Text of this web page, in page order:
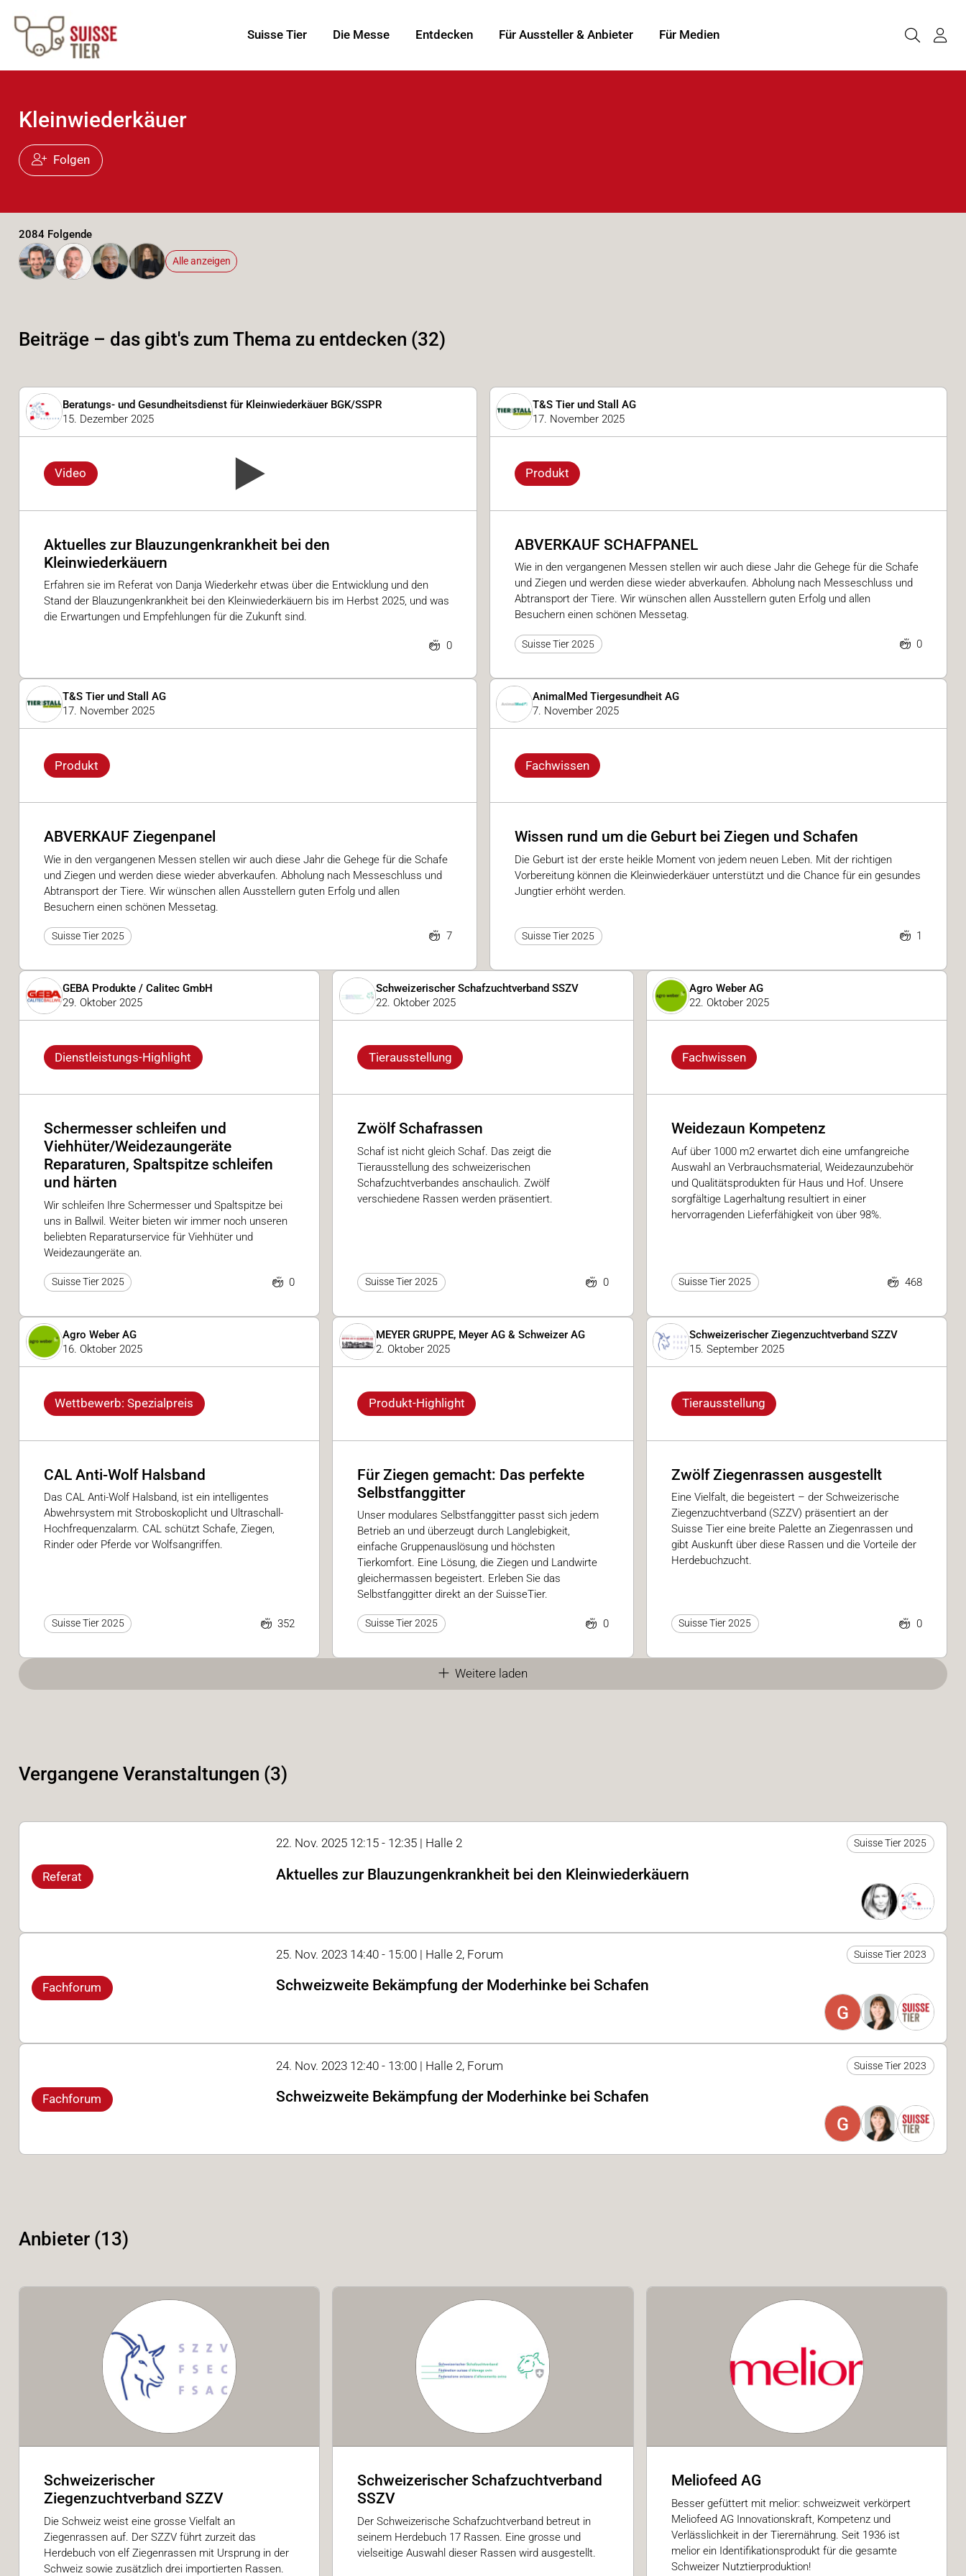
Suisse Tier Die Messe Entdecken Für Aussteller & Anbieter Für Medien
Kleinwiederkäuer
Folgen
2084 Folgende
Alle anzeigen
Beiträge – das gibt's zum Thema zu entdecken (32)
Beratungs- und Gesundheitsdienst für Kleinwiederkäuer BGK/SSPR
15. Dezember 2025
Video
Aktuelles zur Blauzungenkrankheit bei den
Kleinwiederkäuern
Erfahren sie im Referat von Danja Wiederkehr etwas über die Entwicklung und den
Stand der Blauzungenkrankheit bei den Kleinwiederkäuern bis im Herbst 2025, und was
die Erwartungen und Empfehlungen für die Zukunft sind.
0
T&S Tier und Stall AG
17. November 2025
Produkt
ABVERKAUF SCHAFPANEL
Wie in den vergangenen Messen stellen wir auch diese Jahr die Gehege für die Schafe
und Ziegen und werden diese wieder abverkaufen. Abholung nach Messeschluss und
Abtransport der Tiere. Wir wünschen allen Ausstellern guten Erfolg und allen
Besuchern einen schönen Messetag.
Suisse Tier 2025 0
T&S Tier und Stall AG
17. November 2025
Produkt
ABVERKAUF Ziegenpanel
Wie in den vergangenen Messen stellen wir auch diese Jahr die Gehege für die Schafe
und Ziegen und werden diese wieder abverkaufen. Abholung nach Messeschluss und
Abtransport der Tiere. Wir wünschen allen Ausstellern guten Erfolg und allen
Besuchern einen schönen Messetag.
Suisse Tier 2025 7
AnimalMed Tiergesundheit AG
7. November 2025
Fachwissen
Wissen rund um die Geburt bei Ziegen und Schafen
Die Geburt ist der erste heikle Moment von jedem neuen Leben. Mit der richtigen
Vorbereitung können die Kleinwiederkäuer unterstützt und die Chance für ein gesundes
Jungtier erhöht werden.
Suisse Tier 2025 1
GEBA Produkte / Calitec GmbH
29. Oktober 2025
Dienstleistungs-Highlight
Schermesser schleifen und
Viehhüter/Weidezaungeräte
Reparaturen, Spaltspitze schleifen
und härten
Wir schleifen Ihre Schermesser und Spaltspitze bei
uns in Ballwil. Weiter bieten wir immer noch unseren
beliebten Reparaturservice für Viehhüter und
Weidezaungeräte an.
Suisse Tier 2025 0
Schweizerischer Schafzuchtverband SSZV
22. Oktober 2025
Tierausstellung
Zwölf Schafrassen
Schaf ist nicht gleich Schaf. Das zeigt die
Tierausstellung des schweizerischen
Schafzuchtverbandes anschaulich. Zwölf
verschiedene Rassen werden präsentiert.
Suisse Tier 2025 0
Agro Weber AG
22. Oktober 2025
Fachwissen
Weidezaun Kompetenz
Auf über 1000 m2 erwartet dich eine umfangreiche
Auswahl an Verbrauchsmaterial, Weidezaunzubehör
und Qualitätsprodukten für Haus und Hof. Unsere
sorgfältige Lagerhaltung resultiert in einer
hervorragenden Lieferfähigkeit von über 98%.
Suisse Tier 2025 468
Agro Weber AG
16. Oktober 2025
Wettbewerb: Spezialpreis
CAL Anti-Wolf Halsband
Das CAL Anti-Wolf Halsband, ist ein intelligentes
Abwehrsystem mit Stroboskoplicht und Ultraschall-
Hochfrequenzalarm. CAL schützt Schafe, Ziegen,
Rinder oder Pferde vor Wolfsangriffen.
Suisse Tier 2025 352
MEYER GRUPPE, Meyer AG & Schweizer AG
2. Oktober 2025
Produkt-Highlight
Für Ziegen gemacht: Das perfekte
Selbstfanggitter
Unser modulares Selbstfanggitter passt sich jedem
Betrieb an und überzeugt durch Langlebigkeit,
einfache Gruppenauslösung und höchsten
Tierkomfort. Eine Lösung, die Ziegen und Landwirte
gleichermassen begeistert. Erleben Sie das
Selbstfanggitter direkt an der SuisseTier.
Suisse Tier 2025 0
Schweizerischer Ziegenzuchtverband SZZV
15. September 2025
Tierausstellung
Zwölf Ziegenrassen ausgestellt
Eine Vielfalt, die begeistert – der Schweizerische
Ziegenzuchtverband (SZZV) präsentiert an der
Suisse Tier eine breite Palette an Ziegenrassen und
gibt Auskunft über diese Rassen und die Vorteile der
Herdebuchzucht.
Suisse Tier 2025 0
Weitere laden
Vergangene Veranstaltungen (3)
Referat
22. Nov. 2025 12:15 - 12:35 | Halle 2 Suisse Tier 2025
Aktuelles zur Blauzungenkrankheit bei den Kleinwiederkäuern
Fachforum
25. Nov. 2023 14:40 - 15:00 | Halle 2, Forum Suisse Tier 2023
Schweizweite Bekämpfung der Moderhinke bei Schafen
G
Fachforum
24. Nov. 2023 12:40 - 13:00 | Halle 2, Forum Suisse Tier 2023
Schweizweite Bekämpfung der Moderhinke bei Schafen
G
Anbieter (13)
Schweizerischer
Ziegenzuchtverband SZZV
Die Schweiz weist eine grosse Vielfalt an
Ziegenrassen auf. Der SZZV führt zurzeit das
Herdebuch von elf Ziegenrassen mit Ursprung in der
Schweiz sowie zusätzlich drei importierten Rassen.
Schweizerischer Schafzuchtverband
SSZV
Der Schweizerische Schafzuchtverband betreut in
seinem Herdebuch 17 Rassen. Eine grosse und
vielseitige Auswahl dieser Rassen wird ausgestellt.
Meliofeed AG
Besser gefüttert mit melior: schweizweit verkörpert
Meliofeed AG Innovationskraft, Kompetenz und
Verlässlichkeit in der Tierernährung. Seit 1936 ist
melior ein Identifikationsprodukt für die gesamte
Schweizer Nutztierproduktion!